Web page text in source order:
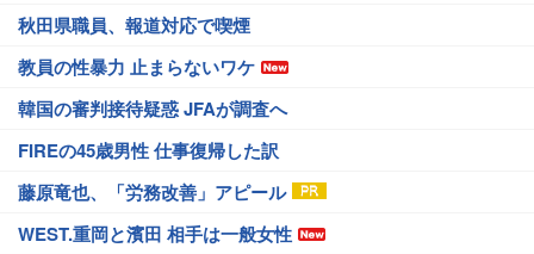
秋田県職員、報道対応で喫煙
教員の性暴力 止まらないワケ
韓国の審判接待疑惑 JFAが調査へ
FIREの45歳男性 仕事復帰した訳
藤原竜也、「労務改善」アピール
WEST.重岡と濱田 相手は一般女性